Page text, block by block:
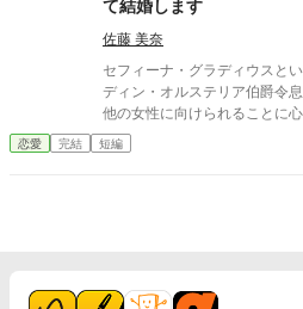
て結婚します
佐藤 美奈
セフィーナ・グラディウスと
ディン・オルステリア伯爵令
他の女性に向けられることに心を痛める。 セフ
ィンが幼馴染のリーシャ・ラ
を注ぐ姿を見て、自らの立場
恋愛 完結 短編